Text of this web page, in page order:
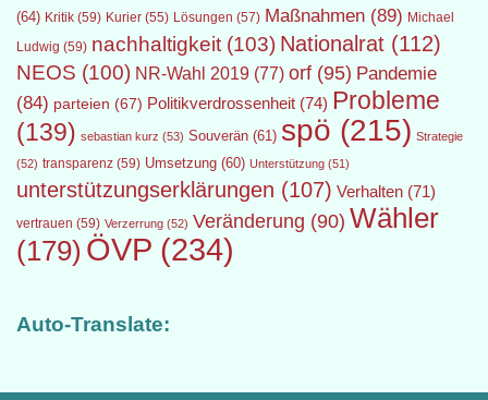
(64) Kritik (59) Kurier (55) Lösungen (57) Maßnahmen (89) Michael
Ludwig (59) nachhaltigkeit (103) Nationalrat (112)
NEOS (100) NR-Wahl 2019 (77) orf (95) Pandemie
(84) parteien (67) Politikverdrossenheit (74) Probleme
(139) sebastian kurz (53) Souverän (61) spö (215) Strategie
(52) transparenz (59) Umsetzung (60) Unterstützung (51)
unterstützungserklärungen (107) Verhalten (71)
vertrauen (59) Verzerrung (52) Veränderung (90) Wähler
(179) ÖVP (234)
Auto-Translate: